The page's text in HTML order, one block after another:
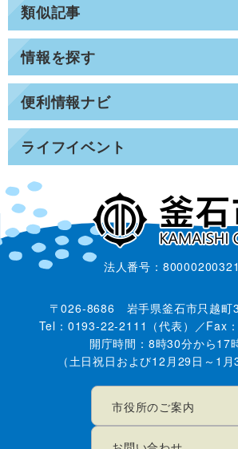
類似記事
情報を探す
便利情報ナビ
ライフイベント
法人番号：
〒026-8686 岩手県釜石市只越町
Tel：0193-22-2111（代表）／Fax
開庁時間：8時30分から17
（土日祝日および12月29日～1月
市役所のご案内